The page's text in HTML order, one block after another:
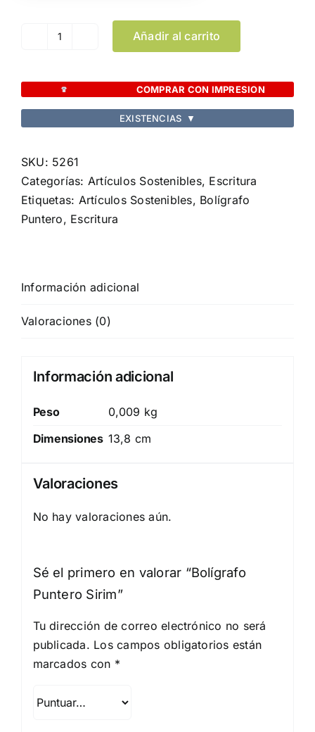
Bolígrafo
Sirim
cantidad
Añadir al carrito
COMPRAR CON IMPRESION
EXISTENCIAS ▼
SKU: 5261
Categorías: Artículos Sostenibles, Escritura
Etiquetas: Artículos Sostenibles, Bolígrafo
Puntero, Escritura
Información adicional
Valoraciones (0)
Información adicional
Peso
0,009 kg
Dimensiones 13,8 cm
Valoraciones
No hay valoraciones aún.
Sé el primero en valorar “Bolígrafo
Puntero Sirim”
Tu dirección de correo electrónico no será
publicada. Los campos obligatorios están
marcados con *